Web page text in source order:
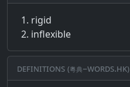
rigid
inflexible
Definitions (粵典–words.hk)